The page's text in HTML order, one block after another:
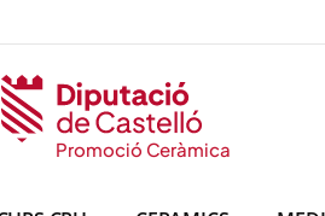
Promoció Ceràmica